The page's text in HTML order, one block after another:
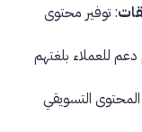
: توفير محتوى
دعم للعملاء بلغتهم
التسويقي